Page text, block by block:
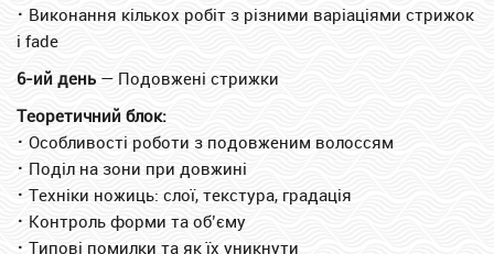
⠂ Виконання кількох робіт з різними варіаціями стрижок
і fade
6-ий день — Подовжені стрижки
Теоретичний блок:
⠂ Особливості роботи з подовженим волоссям
⠂ Поділ на зони при довжині
⠂ Техніки ножиць: слої, текстура, градація
⠂ Контроль форми та об’єму
⠂ Типові помилки та як їх уникнути